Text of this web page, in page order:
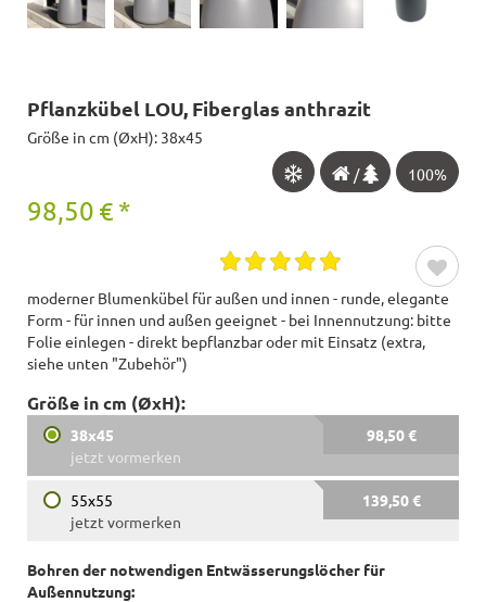
Pflanzkübel LOU, Fiberglas anthrazit
Größe in cm (ØxH): 38x45
100%
/
98,50 € *
moderner Blumenkübel für außen und innen - runde, elegante
Form - für innen und außen geeignet - bei Innennutzung: bitte
Folie einlegen - direkt bepflanzbar oder mit Einsatz (extra,
siehe unten "Zubehör")
Größe in cm (ØxH):
38x45
98,50 €
jetzt vormerken
55x55
139,50 €
jetzt vormerken
Bohren der notwendigen Entwässerungslöcher für
Außennutzung: